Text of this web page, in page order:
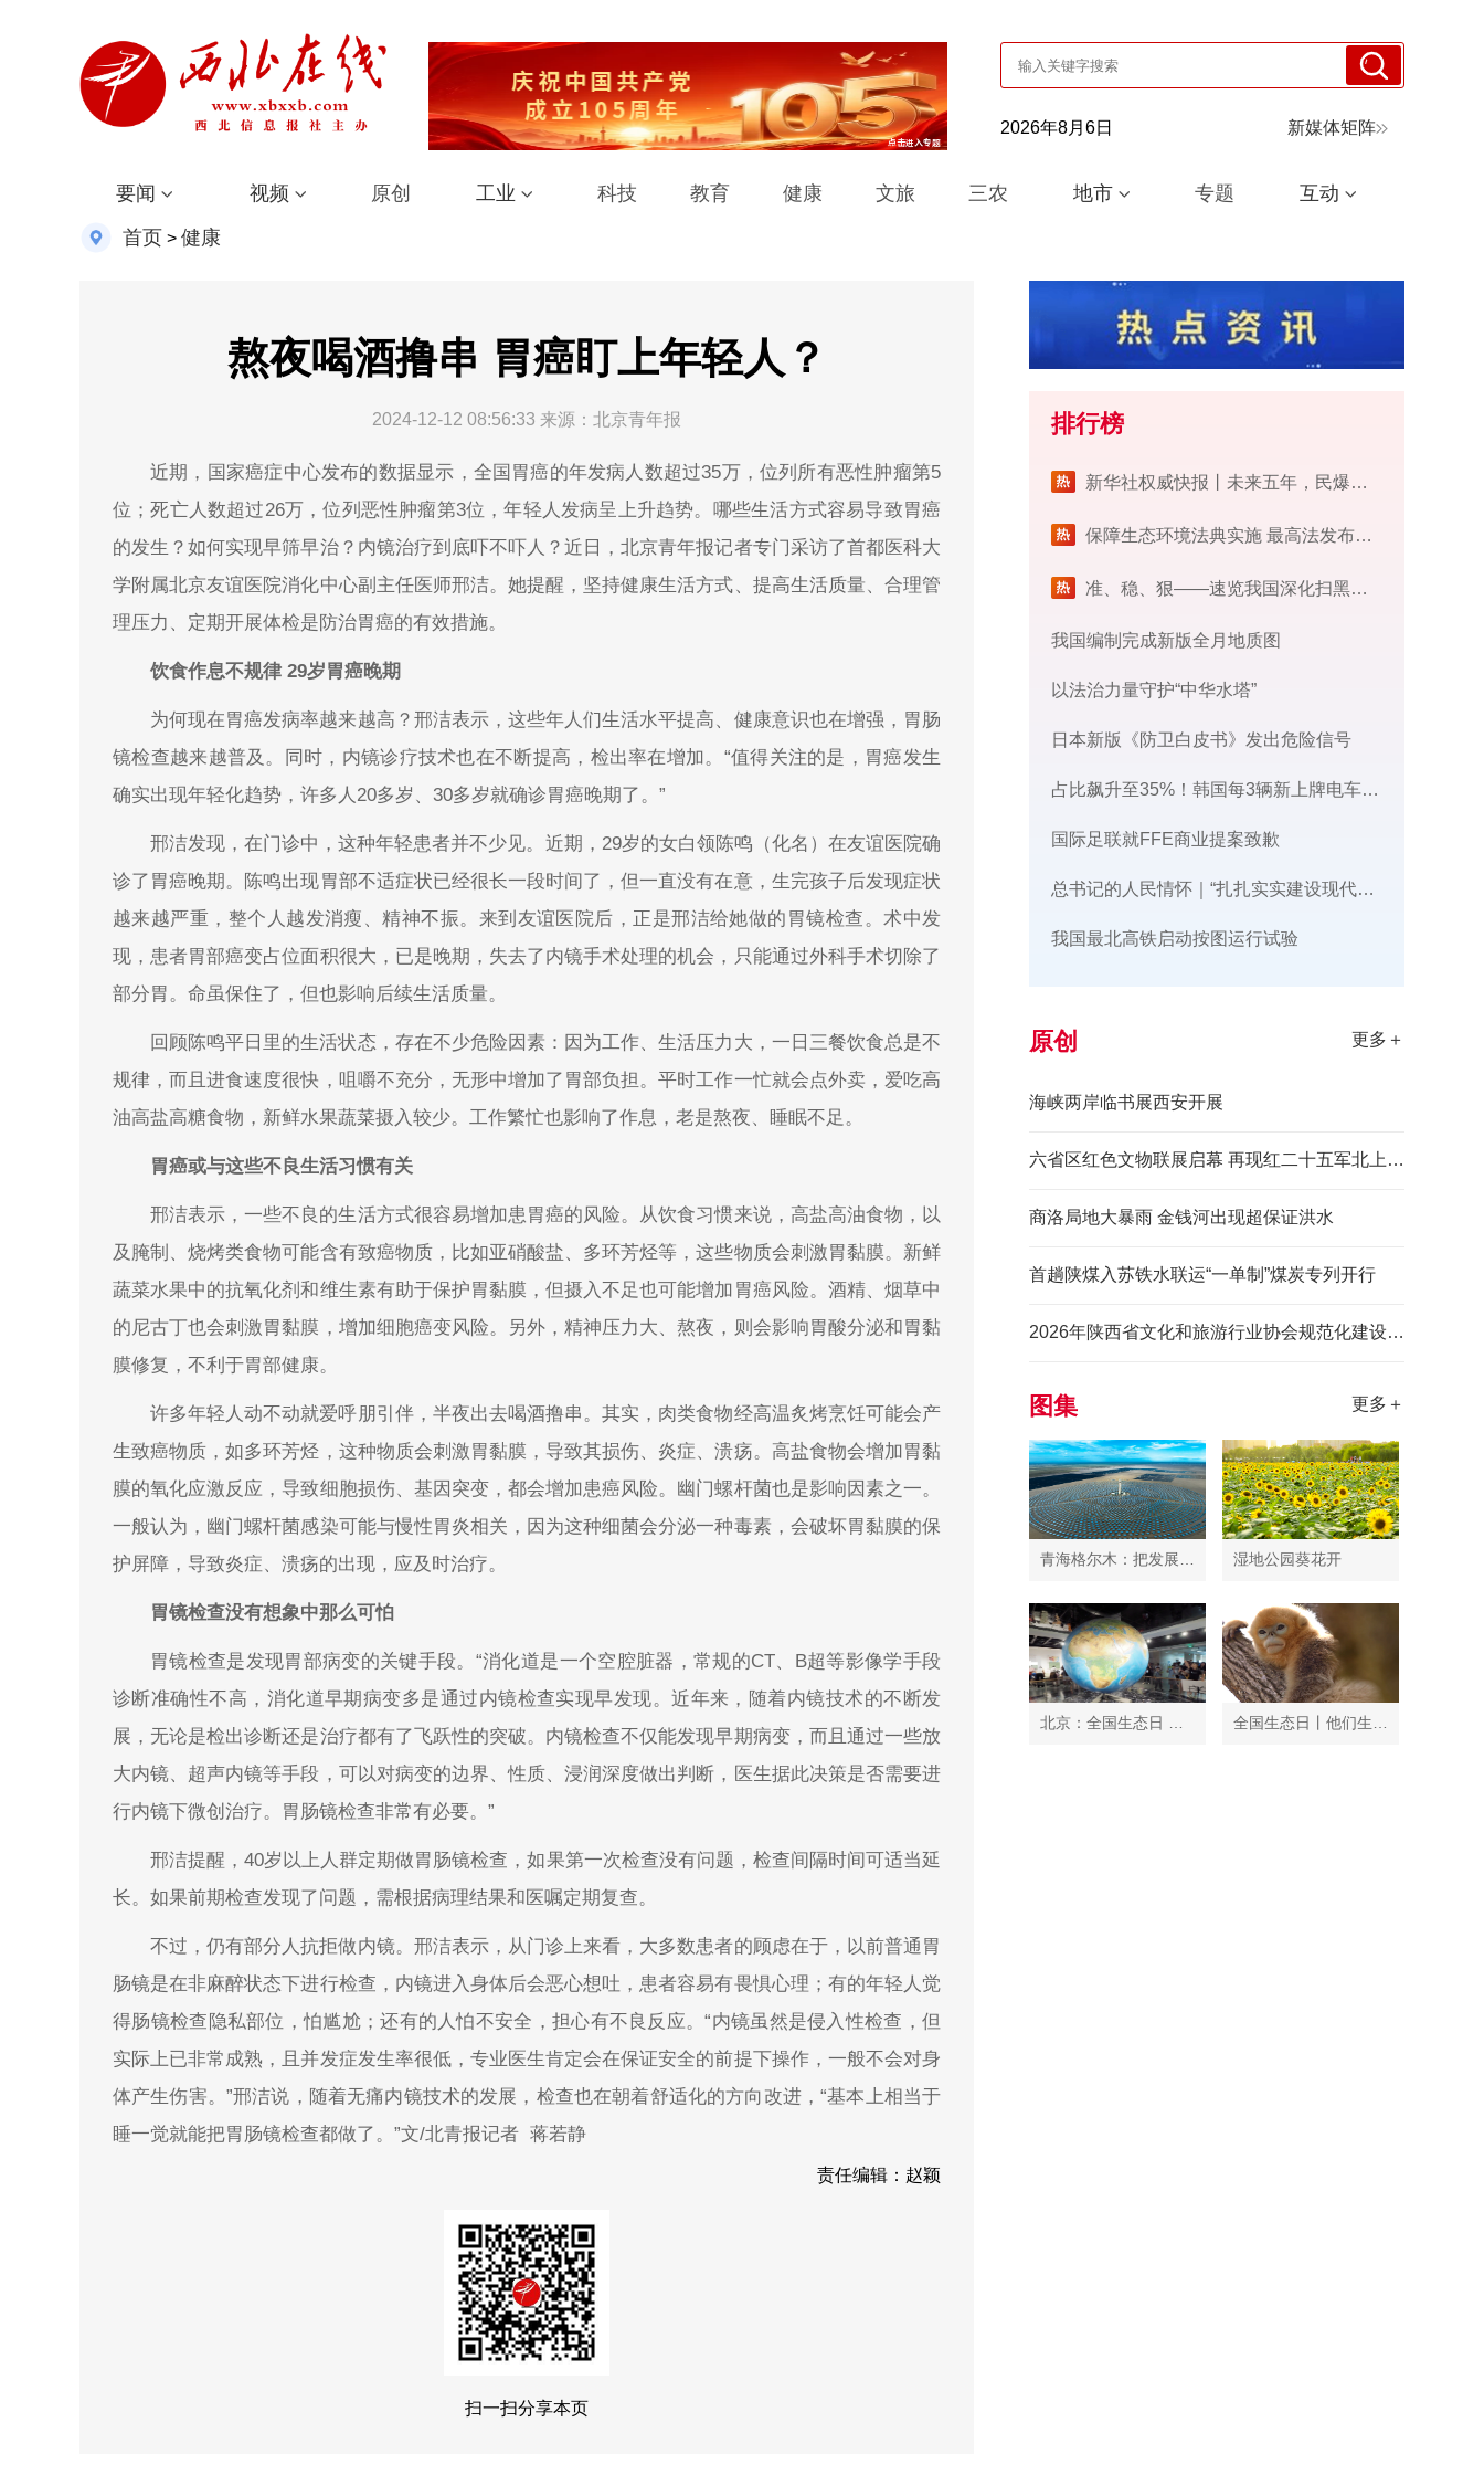
2026年8月6日 新媒体矩阵
要闻 视频 原创 工业 科技 教育 健康 文旅 三农 地市 专题 互动
首页 > 健康
熬夜喝酒撸串 胃癌盯上年轻人？
2024-12-12 08:56:33 来源：北京青年报
近期，国家癌症中心发布的数据显示，全国胃癌的年发病人数超过35万，位列所有恶性肿瘤第5
位；死亡人数超过26万，位列恶性肿瘤第3位，年轻人发病呈上升趋势。哪些生活方式容易导致胃癌
的发生？如何实现早筛早治？内镜治疗到底吓不吓人？近日，北京青年报记者专门采访了首都医科大
学附属北京友谊医院消化中心副主任医师邢洁。她提醒，坚持健康生活方式、提高生活质量、合理管
理压力、定期开展体检是防治胃癌的有效措施。
饮食作息不规律 29岁胃癌晚期
为何现在胃癌发病率越来越高？邢洁表示，这些年人们生活水平提高、健康意识也在增强，胃肠
镜检查越来越普及。同时，内镜诊疗技术也在不断提高，检出率在增加。“值得关注的是，胃癌发生
确实出现年轻化趋势，许多人20多岁、30多岁就确诊胃癌晚期了。”
邢洁发现，在门诊中，这种年轻患者并不少见。近期，29岁的女白领陈鸣（化名）在友谊医院确
诊了胃癌晚期。陈鸣出现胃部不适症状已经很长一段时间了，但一直没有在意，生完孩子后发现症状
越来越严重，整个人越发消瘦、精神不振。来到友谊医院后，正是邢洁给她做的胃镜检查。术中发
现，患者胃部癌变占位面积很大，已是晚期，失去了内镜手术处理的机会，只能通过外科手术切除了
部分胃。命虽保住了，但也影响后续生活质量。
回顾陈鸣平日里的生活状态，存在不少危险因素：因为工作、生活压力大，一日三餐饮食总是不
规律，而且进食速度很快，咀嚼不充分，无形中增加了胃部负担。平时工作一忙就会点外卖，爱吃高
油高盐高糖食物，新鲜水果蔬菜摄入较少。工作繁忙也影响了作息，老是熬夜、睡眠不足。
胃癌或与这些不良生活习惯有关
邢洁表示，一些不良的生活方式很容易增加患胃癌的风险。从饮食习惯来说，高盐高油食物，以
及腌制、烧烤类食物可能含有致癌物质，比如亚硝酸盐、多环芳烃等，这些物质会刺激胃黏膜。新鲜
蔬菜水果中的抗氧化剂和维生素有助于保护胃黏膜，但摄入不足也可能增加胃癌风险。酒精、烟草中
的尼古丁也会刺激胃黏膜，增加细胞癌变风险。另外，精神压力大、熬夜，则会影响胃酸分泌和胃黏
膜修复，不利于胃部健康。
许多年轻人动不动就爱呼朋引伴，半夜出去喝酒撸串。其实，肉类食物经高温炙烤烹饪可能会产
生致癌物质，如多环芳烃，这种物质会刺激胃黏膜，导致其损伤、炎症、溃疡。高盐食物会增加胃黏
膜的氧化应激反应，导致细胞损伤、基因突变，都会增加患癌风险。幽门螺杆菌也是影响因素之一。
一般认为，幽门螺杆菌感染可能与慢性胃炎相关，因为这种细菌会分泌一种毒素，会破坏胃黏膜的保
护屏障，导致炎症、溃疡的出现，应及时治疗。
胃镜检查没有想象中那么可怕
胃镜检查是发现胃部病变的关键手段。“消化道是一个空腔脏器，常规的CT、B超等影像学手段
诊断准确性不高，消化道早期病变多是通过内镜检查实现早发现。近年来，随着内镜技术的不断发
展，无论是检出诊断还是治疗都有了飞跃性的突破。内镜检查不仅能发现早期病变，而且通过一些放
大内镜、超声内镜等手段，可以对病变的边界、性质、浸润深度做出判断，医生据此决策是否需要进
行内镜下微创治疗。胃肠镜检查非常有必要。”
邢洁提醒，40岁以上人群定期做胃肠镜检查，如果第一次检查没有问题，检查间隔时间可适当延
长。如果前期检查发现了问题，需根据病理结果和医嘱定期复查。
不过，仍有部分人抗拒做内镜。邢洁表示，从门诊上来看，大多数患者的顾虑在于，以前普通胃
肠镜是在非麻醉状态下进行检查，内镜进入身体后会恶心想吐，患者容易有畏惧心理；有的年轻人觉
得肠镜检查隐私部位，怕尴尬；还有的人怕不安全，担心有不良反应。“内镜虽然是侵入性检查，但
实际上已非常成熟，且并发症发生率很低，专业医生肯定会在保证安全的前提下操作，一般不会对身
体产生伤害。”邢洁说，随着无痛内镜技术的发展，检查也在朝着舒适化的方向改进，“基本上相当于
睡一觉就能把胃肠镜检查都做了。”文/北青报记者 蒋若静
责任编辑：赵颖
扫一扫分享本页
排行榜
​新华社权威快报丨未来五年，民爆行业这样安全发展
保障生态环境法典实施 最高法发布首个配套司法解释
​准、稳、狠——速览我国深化扫黑除恶专项斗争最新部署
我国编制完成新版全月地质图
以法治力量守护“中华水塔”
日本新版《防卫白皮书》发出危险信号
占比飙升至35%！韩国每3辆新上牌电车，就有1辆来自中国
国际足联就FFE商业提案致歉
总书记的人民情怀｜“扎扎实实建设现代化产业体系”
我国最北高铁启动按图运行试验
原创 更多＋
海峡两岸临书展西安开展
六省区红色文物联展启幕 再现红二十五军北上先锋长征史诗
商洛局地大暴雨 金钱河出现超保证洪水
首趟陕煤入苏铁水联运“一单制”煤炭专列开行
2026年陕西省文化和旅游行业协会规范化建设培训班举办
图集 更多＋
湿地公园葵花开